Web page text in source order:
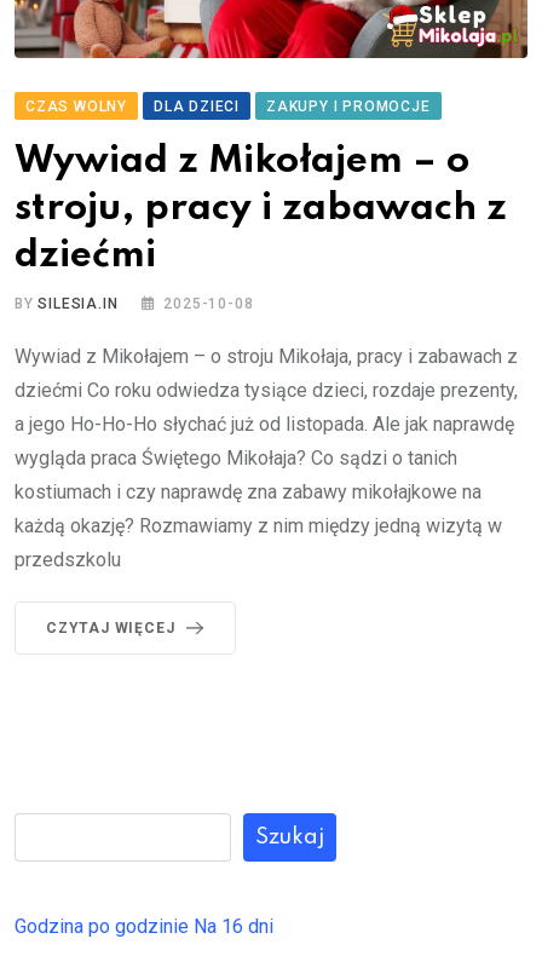
CZAS WOLNY DLA DZIECI ZAKUPY I PROMOCJE
Wywiad z Mikołajem – o
stroju, pracy i zabawach z
dziećmi
BYSILESIA.IN 2025-10-08
Wywiad z Mikołajem – o stroju Mikołaja, pracy i zabawach z
dziećmi Co roku odwiedza tysiące dzieci, rozdaje prezenty,
a jego Ho-Ho-Ho słychać już od listopada. Ale jak naprawdę
wygląda praca Świętego Mikołaja? Co sądzi o tanich
kostiumach i czy naprawdę zna zabawy mikołajkowe na
każdą okazję? Rozmawiamy z nim między jedną wizytą w
przedszkolu
CZYTAJ WIĘCEJ
Szukaj
Godzina po godzinie Na 16 dni